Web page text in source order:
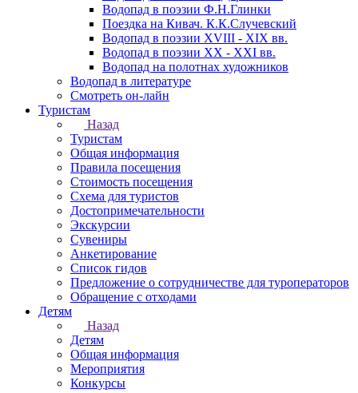
Водопад в поэзии Ф.Н.Глинки
Поездка на Кивач. К.К.Случевский
Водопад в поэзии XVIII - XIX вв.
Водопад в поэзии XX - XXI вв.
Водопад на полотнах художников
Водопад в литературе
Смотреть он-лайн
Туристам
Назад
Туристам
Общая информация
Правила посещения
Стоимость посещения
Схема для туристов
Достопримечательности
Экскурсии
Сувениры
Анкетирование
Список гидов
Предложение о сотрудничестве для туроператоров
Обращение с отходами
Детям
Назад
Детям
Общая информация
Мероприятия
Конкурсы